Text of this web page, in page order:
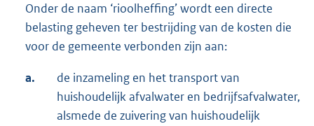
Onder de naam ‘rioolheffing’ wordt een directe
belasting geheven ter bestrijding van de kosten die
voor de gemeente verbonden zijn aan:
a.
de inzameling en het transport van
huishoudelijk afvalwater en bedrijfsafvalwater,
alsmede de zuivering van huishoudelijk